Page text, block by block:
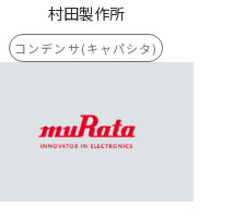
村田製作所
コンデンサ(キャパシタ)